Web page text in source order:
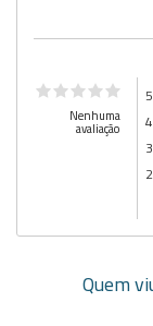
Nenhuma
avaliação
Quem